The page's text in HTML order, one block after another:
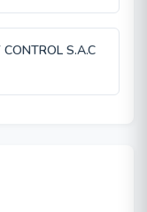
S.A.C